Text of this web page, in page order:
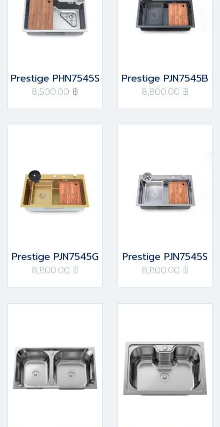
Prestige PHN7545S
8,500.00 ฿
Prestige PJN7545B
8,800.00 ฿
Prestige PJN7545G
8,800.00 ฿
Prestige PJN7545S
8,800.00 ฿